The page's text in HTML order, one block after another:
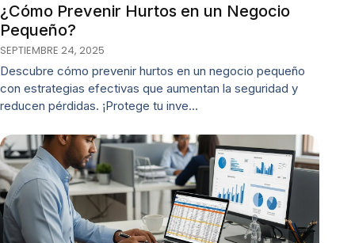
¿Cómo Prevenir Hurtos en un Negocio
Pequeño?
SEPTIEMBRE 24, 2025
Descubre cómo prevenir hurtos en un negocio pequeño
con estrategias efectivas que aumentan la seguridad y
reducen pérdidas. ¡Protege tu inve…